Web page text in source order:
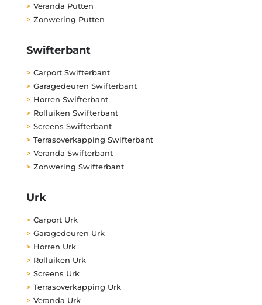
> Veranda Putten
> Zonwering Putten
Swifterbant
> Carport Swifterbant
> Garagedeuren Swifterbant
> Horren Swifterbant
> Rolluiken Swifterbant
> Screens Swifterbant
> Terrasoverkapping Swifterbant
> Veranda Swifterbant
> Zonwering Swifterbant
Urk
> Carport Urk
> Garagedeuren Urk
> Horren Urk
> Rolluiken Urk
> Screens Urk
> Terrasoverkapping Urk
> Veranda Urk